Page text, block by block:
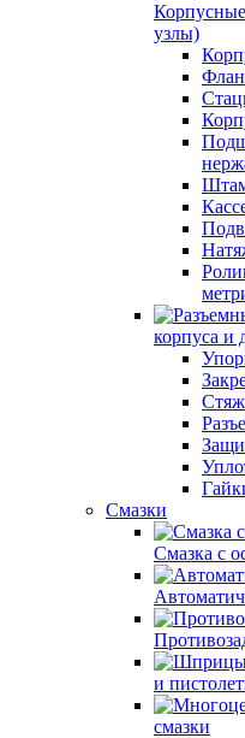
узлы)
корпуса и
Смазки
Смазка с
и
смазки